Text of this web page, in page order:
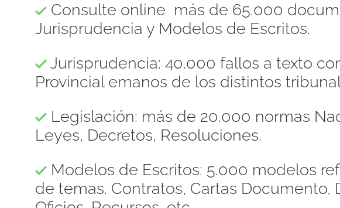
Consulte online más de 65.000
Jurisprudencia y Modelos de Escritos.
Jurisprudencia: 40.000 fallos a texto
Provincial emanos de los distintos
Legislación: más de 20.000 normas
Leyes, Decretos, Resoluciones.
Modelos de Escritos: 5.000 modelos
de temas. Contratos, Cartas Documento,